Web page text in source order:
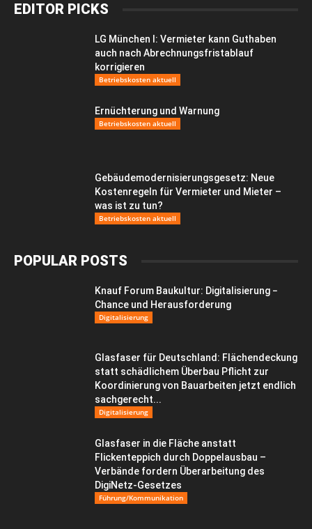
EDITOR PICKS
LG München I: Vermieter kann Guthaben
auch nach Abrechnungsfristablauf
korrigieren
Betriebskosten aktuell
Ernüchterung und Warnung
Betriebskosten aktuell
Gebäudemodernisierungsgesetz: Neue
Kostenregeln für Vermieter und Mieter –
was ist zu tun?
Betriebskosten aktuell
POPULAR POSTS
Knauf Forum Baukultur: Digitalisierung −
Chance und Herausforderung
Digitalisierung
Glasfaser für Deutschland: Flächendeckung
statt schädlichem Überbau Pflicht zur
Koordinierung von Bauarbeiten jetzt endlich
sachgerecht...
Digitalisierung
Glasfaser in die Fläche anstatt
Flickenteppich durch Doppelausbau –
Verbände fordern Überarbeitung des
DigiNetz-Gesetzes
Führung/Kommunikation